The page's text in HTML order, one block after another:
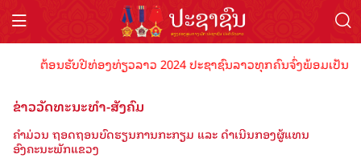
ຕ້ອນຮັບປີທ່ອງທ່ຽວລາວ 2024 ປະຊາຊົນລາວທຸກຄົນຈົ່ງພ້ອມເປັນເ
ຂ່າວວັດທະນະທຳ-ສັງຄົມ
ຄໍາມ່ວນ ຖອດຖອນບົດຮຽນການກະກຽມ ແລະ ດຳເນີນກອງຜູ້ແທນ
ອົງຄະນະພັກແຂວງ